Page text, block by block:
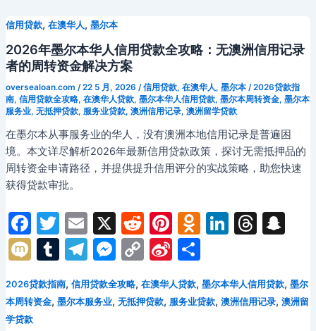
指
南
o
k
s
ni
ki
m n
g
er
k o
尔
本
华
货
物
抵
押
贷
款
攻
略：
库
变
现
与
信用贷款, 在澳华人 , 墨尔本
2026年墨尔本华人信用贷款全攻略：无澳洲信用记录
者的周转资金解决方案
oversealoan.com /22 5 月, 2026 /信用贷款, 在澳华人, 墨尔本/2026贷款指
南, 信用贷款全攻略, 在澳华人贷款, 墨尔本华人信用贷款, 墨尔本周转资金, 墨尔本
服务业, 无抵押贷款, 服务业贷款, 澳洲信用记录, 澳洲留学贷款
在墨尔本从事服务业的华人，没有澳洲本地信用记录是普遍困
境。本文详尽解析2026年最新信用贷款政策，探讨无需抵押品的
周转资金申请路径，并提供提升信用评分的实战策略，助您快速
获得贷款审批。
F
a
c
e
b
T
w
itt
er
E
m
ai
l
X R
e
d
di
t
Pi
nt
er
e
st
O
d
n
o
kl
Li
e
dI
T
a
d
S
p
c
M
i
T
m
T
e
M
s
C
p
y
Si
a
分
2026贷款指南, 信用贷款全攻略, 在澳华人贷款, 墨尔本华人信用贷款, 墨尔
本周转资金, 墨尔本服务业, 无抵押贷款, 服务业贷款, 澳洲信用记录, 澳洲留
学贷款